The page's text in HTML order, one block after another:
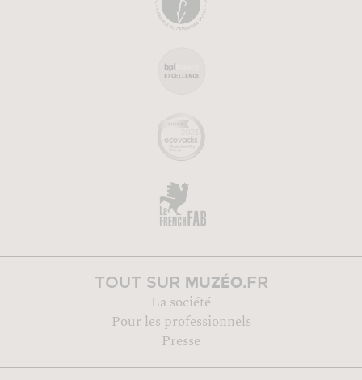
TOUT SUR MUZÉO.FR
La société
Pour les professionnels
Presse